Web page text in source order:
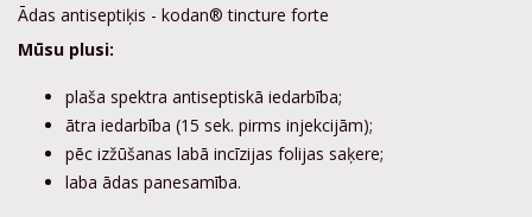
Ādas antiseptiķis - kodan® tincture forte
Mūsu plusi:
plaša spektra antiseptiskā iedarbība;
ātra iedarbība (15 sek. pirms injekcijām);
pēc izžūšanas labā incīzijas folijas saķere;
laba ādas panesamība.